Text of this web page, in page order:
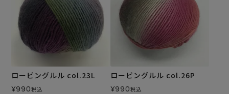
ロービングルル col.23L
¥990税込
ロービングルル col.26P
¥990税込